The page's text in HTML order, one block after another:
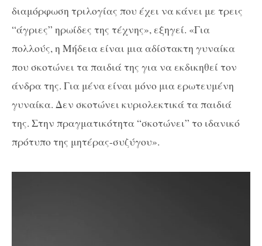
διαμόρφωση τριλογίας που έχει να κάνει με τρεις
“άγριες” ηρωίδες της τέχνης», εξηγεί. «Για
πολλούς, η Μήδεια είναι μια αδίστακτη γυναίκα
που σκοτώνει τα παιδιά της για να εκδικηθεί τον
άνδρα της. Για μένα είναι μόνο μια ερωτευμένη
γυναίκα. Δεν σκοτώνει κυριολεκτικά τα παιδιά
της. Στην πραγματικότητα “σκοτώνει” το ιδανικό
πρότυπο της μητέρας-συζύγου».